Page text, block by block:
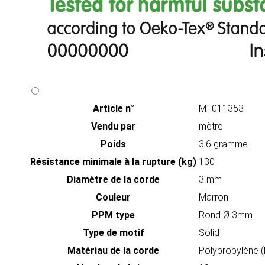
Article n°
MT011353
Vendu par
mètre
Poids
3.6 gramme
Résistance minimale à la rupture (kg) 130
Diamètre de la corde
3 mm
Couleur
Marron
PPM type
Rond Ø 3mm
Type de motif
Solid
Matériau de la corde
Polypropylène